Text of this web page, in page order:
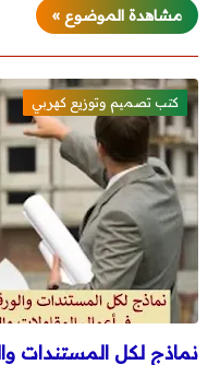
مشاهدة الموضوع »
كتب تصميم وتوزيع كهربي
نماذج لكل المستندات